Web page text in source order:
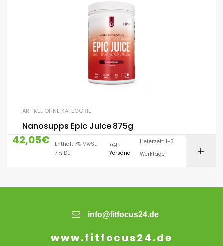
ARTIKEL OHNE KATEGORIE
Nanosupps Epic Juice 875g
42,05€
Enthält 7% MwSt.
7 % DE
zzgl.
Versand
Lieferzeit: 1-3
Werktage
info@fitfocus24.de
www.fitfocus24.de